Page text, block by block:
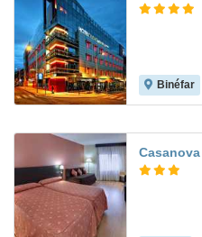
Binéfar
Casanova